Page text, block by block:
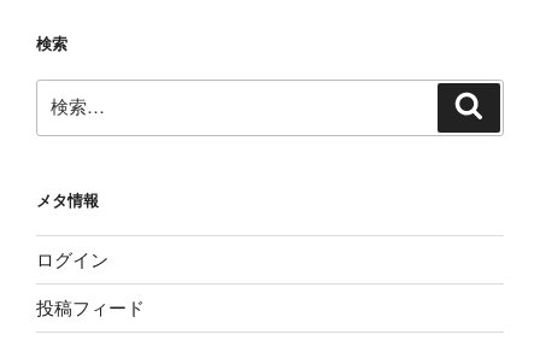
検索
索:
メタ情報
ログイン
投稿フィード